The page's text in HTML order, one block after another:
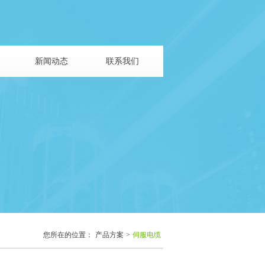
新闻动态 联系我们
您所在的位置： 产品方案 > 伺服电缆